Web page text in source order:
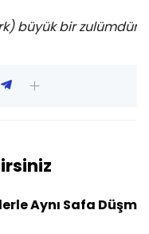
büyük bir zulümdür
Aynı Safa